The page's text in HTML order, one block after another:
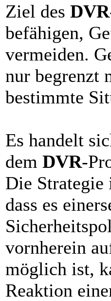
Ziel des DVR
befähigen,
vermeiden.
nur begrenzt
bestimmte
Es handelt
dem DVR-
Die
dass es
vornherein
möglich ist,
Reaktion